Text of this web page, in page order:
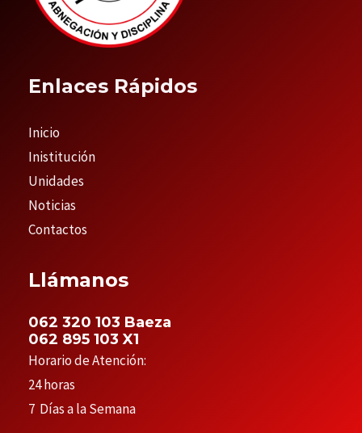
Enlaces Rápidos
Inicio
Inistitución
Unidades
Noticias
Contactos
Llámanos
062 320 103 Baeza
062 895 103 X1
Horario de Atención:
24 horas
7 Días a la Semana